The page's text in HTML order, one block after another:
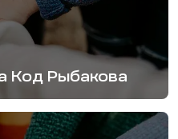
Код Рыбакова